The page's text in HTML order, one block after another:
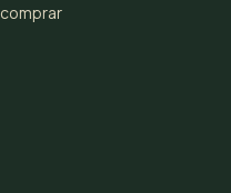
comprar